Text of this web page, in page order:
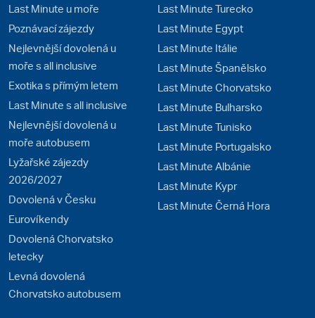
Last Minute u moře
Poznávací zájezdy
Nejlevnější dovolená u
moře s all inclusive
Exotika s přímým letem
Last Minute s all inclusive
Nejlevnější dovolená u
moře autobusem
Lyžařské zájezdy
2026/2027
Dovolená v Česku
Eurovíkendy
Dovolená Chorvatsko
letecky
Levná dovolená
Chorvatsko autobusem
Last Minute Turecko
Last Minute Egypt
Last Minute Itálie
Last Minute Španělsko
Last Minute Chorvatsko
Last Minute Bulharsko
Last Minute Tunisko
Last Minute Portugalsko
Last Minute Albánie
Last Minute Kypr
Last Minute Černá Hora